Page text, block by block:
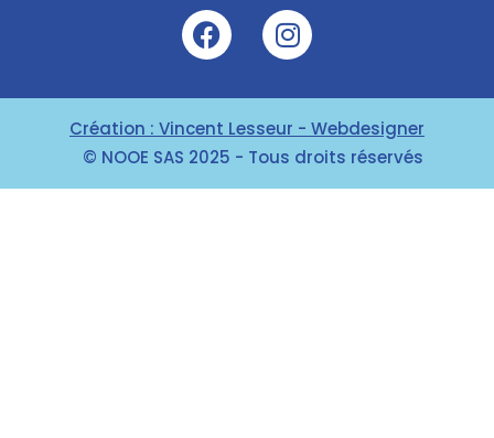
Création : Vincent Lesseur - Webdesigner
© NOOE SAS 2025 - Tous droits réservés